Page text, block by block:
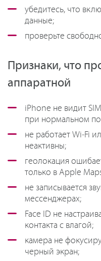
убедитесь, что
данные;
проверьте
Признаки, что
аппаратной
iPhone не видит
при нормальном
не работает Wi‑Fi
неактивны;
геолокация
только в Apple
не записывается
мессенджерах;
Face ID не
контакта с влагой;
камера не
черный экран;